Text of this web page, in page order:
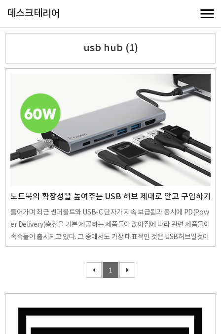
데스크테리어
usb hub (1)
노트북의 확장성을 높여주는 USB 허브 제대로 알고 구입하기
들어가며 최근 썬더볼트와 USB-C 단자가 지속 보급됨과 동시에 PD(Pow
er Delivery)충전을 기본 제공하는 제품들이 많아짐에 따라 관련 제품들이
속속들이 출시되고 있다. 그 중에서도 가장 대표적인 것은 USB허브일것이
다. PD충전기술을 바탕으로 충분한 전력의 공급이 가능해져 기존 USB허
브에 비해 더욱 다양한 기능을 허브에 심는것이 가능해진 것이다. USB허브
를 구입해야겠다고 생각하는 유저는 크게 두 분류일 것이다. 첫째는 삼성의
1